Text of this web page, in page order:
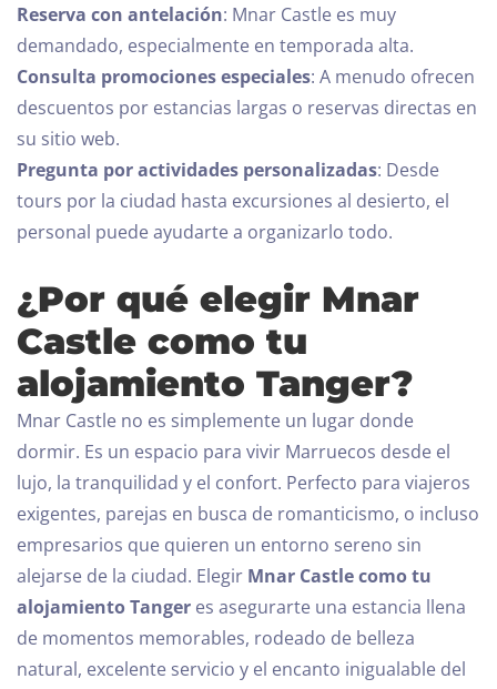
100
Reserva con antelación: Mnar Castle es muy
demandado, especialmente en temporada alta.
Consulta promociones especiales: A menudo ofrecen
descuentos por estancias largas o reservas directas en
su sitio web.
Pregunta por actividades personalizadas: Desde
tours por la ciudad hasta excursiones al desierto, el
personal puede ayudarte a organizarlo todo.
¿Por qué elegir Mnar
Castle como tu
alojamiento Tanger?
Mnar Castle no es simplemente un lugar donde
dormir. Es un espacio para vivir Marruecos desde el
lujo, la tranquilidad y el confort. Perfecto para viajeros
exigentes, parejas en busca de romanticismo, o incluso
empresarios que quieren un entorno sereno sin
alejarse de la ciudad. Elegir Mnar Castle como tu
alojamiento Tanger es asegurarte una estancia llena
de momentos memorables, rodeado de belleza
natural, excelente servicio y el encanto inigualable del
1
Niños Todas las edades
0
BUSCAR